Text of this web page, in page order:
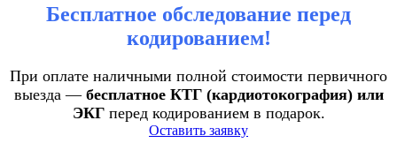
Бесплатное обследование перед
кодированием!
При оплате наличными полной стоимости первичного
выезда — бесплатное КТГ (кардиотокография) или
ЭКГперед кодированием в подарок.
Оставить заявку